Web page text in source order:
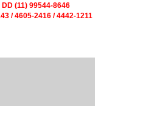
(11) 99544-8646
/ 4605-2416 / 4442-1211